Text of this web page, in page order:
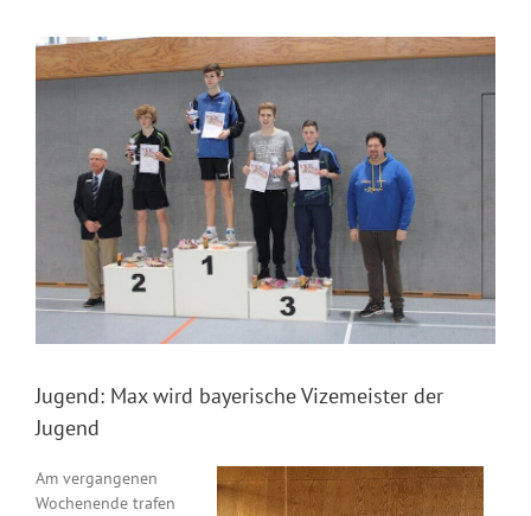
Zeige
grösseres
Jugend: Max wird bayerische Vizemeister der
Jugend
Am vergangenen
Wochenende trafen